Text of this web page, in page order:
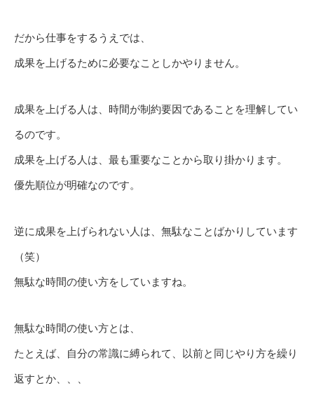
だから仕事をするうえでは、
成果を上げるために必要なことしかやりません。
成果を上げる人は、時間が制約要因であることを理解してい
るのです。
成果を上げる人は、最も重要なことから取り掛かります。
優先順位が明確なのです。
逆に成果を上げられない人は、無駄なことばかりしています
（笑）
無駄な時間の使い方をしていますね。
無駄な時間の使い方とは、
たとえば、自分の常識に縛られて、以前と同じやり方を繰り
返すとか、、、